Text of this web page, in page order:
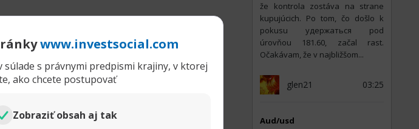
www.investsocial.com
s právnymi predpismi krajiny, v ktorej
ako chcete postupovať
Zobraziť obsah aj tak
že kontrola zostáva na strane
kupujúcich. Po tom, čo došlo k
pokusu удержаться pod
úrovňou 181.60, začal rast.
Očakávam, že v najbližšom...
glen21 03:25
Aud/usd